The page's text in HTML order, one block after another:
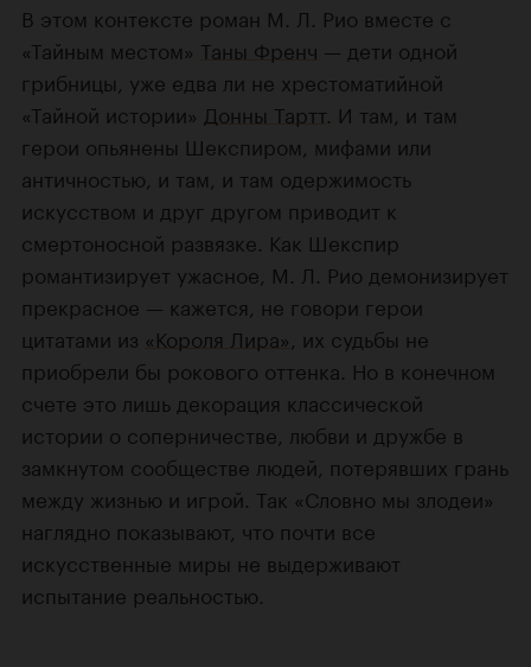
В этом контексте роман М. Л. Рио вместе с
«Тайным местом» Таны Френч — дети одной
грибницы, уже едва ли не хрестоматийной
«Тайной истории» Донны Тартт . И там, и там
герои опьянены Шекспиром, мифами или
античностью, и там, и там одержимость
искусством и друг другом приводит к
смертоносной развязке. Как Шекспир
романтизирует ужасное, М. Л. Рио демонизирует
прекрасное — кажется, не говори герои
цитатами из «Короля Лира» , их судьбы не
приобрели бы рокового оттенка. Но в конечном
счете это лишь декорация классической
истории о соперничестве, любви и дружбе в
замкнутом сообществе людей, потерявших грань
между жизнью и игрой. Так «Словно мы злодеи»
наглядно показывают, что почти все
искусственные миры не выдерживают
испытание реальностью.